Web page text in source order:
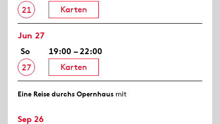
21
Karten
Jun 27
So
27
19:00 – 22:00
Karten
Eine Reise durchs Opernhaus mit
Sep 26